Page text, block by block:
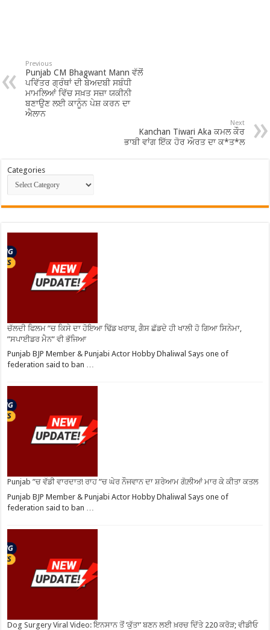
Previous
Punjab CM Bhagwant Mann ਵੱਲੋਂ
ਪਵਿੱਤਰ ਗ੍ਰੰਥਾਂ ਦੀ ਬੇਅਦਬੀ ਸਬੰਧੀ
ਮਾਮਲਿਆਂ ਵਿੱਚ ਸਖ਼ਤ ਸਜ਼ਾ ਯਕੀਨੀ
ਬਣਾਉਣ ਲਈ ਕਾਨੂੰਨ ਪੇਸ਼ ਕਰਨ ਦਾ
ਐਲਾਨ
Next
Kanchan Tiwari Aka ਕਮਲ ਕੌਰ
ਭਾਬੀ ਵਾਂਗ ਇੱਕ ਹੋਰ ਔਰਤ ਦਾ ਕ*ਤ*ਲ
Categories
ਚੱਲਦੀ ਫਿਲਮ ”ਚ ਕਿਸੇ ਦਾ ਹੋਇਆ ਢਿੱਡ ਖਰਾਬ, ਗੈਸ ਛੱਡਦੇ ਹੀ ਖਾਲੀ ਹੋ ਗਿਆ ਸਿਨੇਮਾ,
”ਸਪਾਈਡਰ ਮੈਨ” ਵੀ ਭੱਜਿਆ
Punjab BJP Member & Punjabi Actor Hobby Dhaliwal Says one of
federation said to ban …
Punjab ”ਚ ਵੱਡੀ ਵਾਰਦਾਤ! ਰਾਹ ”ਚ ਘੇਰ ਨੌਜਵਾਨ ਦਾ ਸ਼ਰੇਆਮ ਗੋਲ਼ੀਆਂ ਮਾਰ ਕੇ ਕੀਤਾ ਕਤਲ
Punjab BJP Member & Punjabi Actor Hobby Dhaliwal Says one of
federation said to ban …
Dog Surgery Viral Video: ਇਨਸਾਨ ਤੋਂ ‘ਕੁੱਤਾ’ ਬਣਨ ਲਈ ਖ਼ਰਚ ਦਿੱਤੇ 220 ਕਰੋੜ; ਵੀਡੀਓ